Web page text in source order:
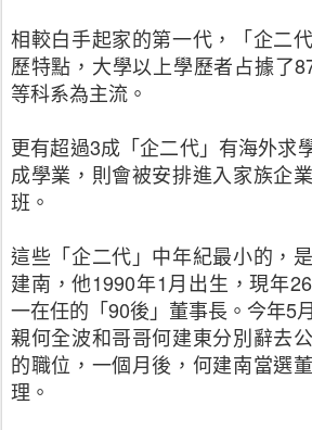
相較白手起家的第一代，「企二
歷特點，大學以上學歷者占據了
等科系為主流。
更有超過3成「企二代」有海外求
成學業，則會被安排進入家族企
班。
這些「企二代」中年紀最小的，
建南，他1990年1月出生，現年
一在任的「90後」董事長。今年5
親何全波和哥哥何建東分別辭去
的職位，一個月後，何建南當選
理。